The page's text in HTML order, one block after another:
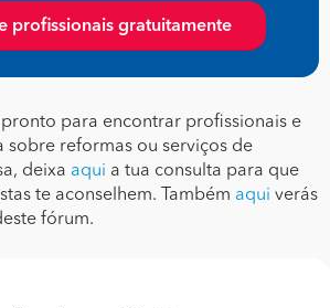
profissionais gratuitamente
pronto para encontrar profissionais e
sobre reformas ou serviços de
deixa aqui a tua consulta para que
te aconselhem. Também aqui verás
fórum.